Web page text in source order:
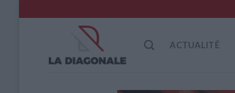
to
ACTUALITÉ